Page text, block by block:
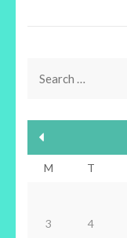
Search
M T
3 4